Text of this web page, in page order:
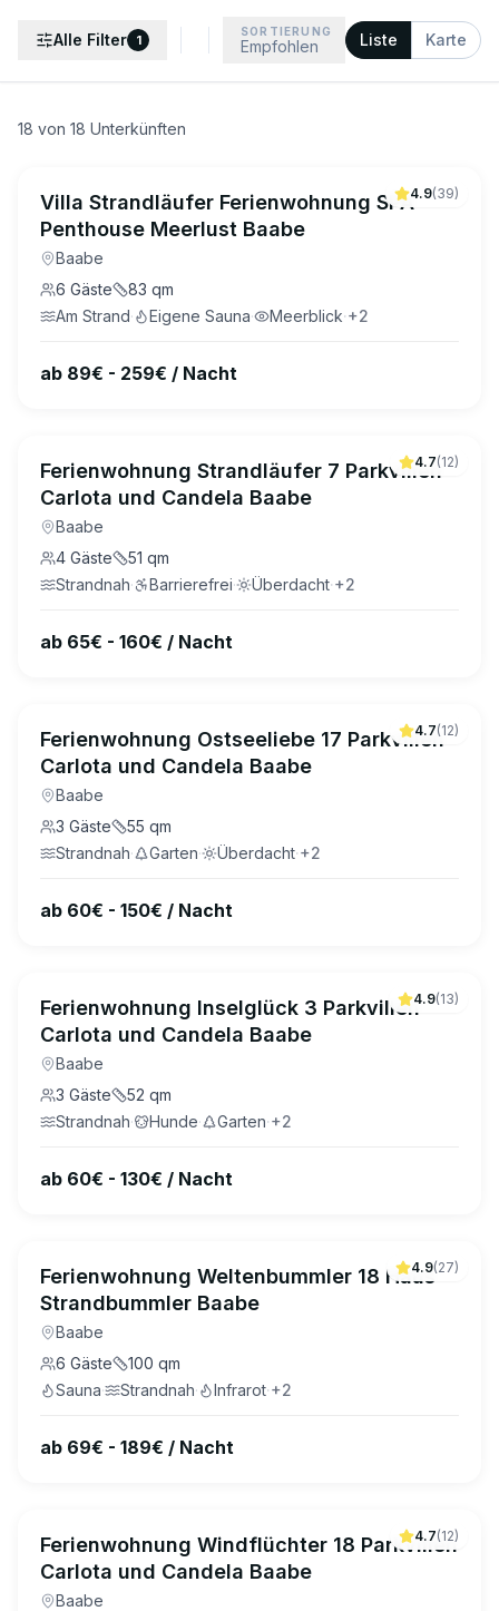
Alle Filter 1
SORTIERUNG
Empfohlen Liste Karte
18 von 18 Unterkünften
4.9(39)
Villa Strandläufer Ferienwohnung SPA
Penthouse Meerlust Baabe
Baabe
6 Gäste 83 qm
Am Strand· Eigene Sauna· Meerblick·+2
ab 89€ - 259€ / Nacht
4.7(12)
Ferienwohnung Strandläufer 7 Parkvillen
Carlota und Candela Baabe
Baabe
4 Gäste 51 qm
Strandnah· Barrierefrei· Überdacht·+2
ab 65€ - 160€ / Nacht
4.7(12)
Ferienwohnung Ostseeliebe 17 Parkvillen
Carlota und Candela Baabe
Baabe
3 Gäste 55 qm
Strandnah· Garten· Überdacht·+2
ab 60€ - 150€ / Nacht
4.9(13)
Ferienwohnung Inselglück 3 Parkvillen
Carlota und Candela Baabe
Baabe
3 Gäste 52 qm
Strandnah· Hunde· Garten·+2
ab 60€ - 130€ / Nacht
4.9(27)
Ferienwohnung Weltenbummler 18 Haus
Strandbummler Baabe
Baabe
6 Gäste 100 qm
Sauna· Strandnah· Infrarot·+2
ab 69€ - 189€ / Nacht
4.7(12)
Ferienwohnung Windflüchter 18 Parkvillen
Carlota und Candela Baabe
Baabe